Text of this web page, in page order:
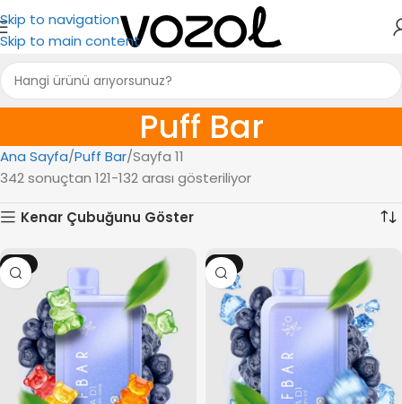
Skip to navigation
Skip to main content
Puff Bar
Ana Sayfa Puff Bar Sayfa 11
342 sonuçtan 121-132 arası gösteriliyor
Kenar Çubuğunu Göster
-8% -8%